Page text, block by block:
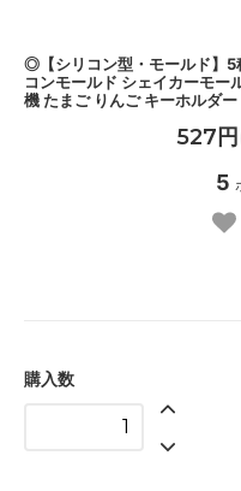
◎【シリコン型・モールド】5
コンモールド シェイカーモー
機 たまご りんご キーホルダ
527
5
購入数